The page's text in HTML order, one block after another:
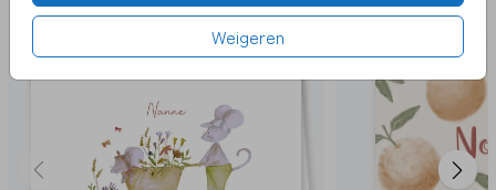
Weigeren